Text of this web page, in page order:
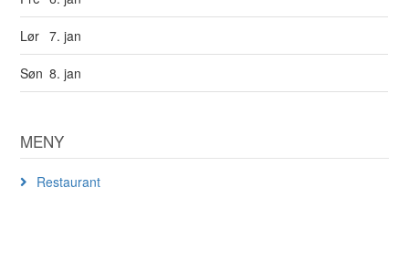
Lør 7. jan
Søn 8. jan
MENY
Restaurant